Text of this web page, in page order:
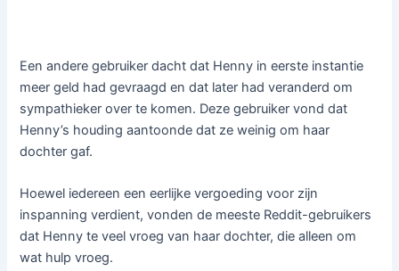
Een andere gebruiker dacht dat Henny in eerste instantie
meer geld had gevraagd en dat later had veranderd om
sympathieker over te komen. Deze gebruiker vond dat
Henny’s houding aantoonde dat ze weinig om haar
dochter gaf.
Hoewel iedereen een eerlijke vergoeding voor zijn
inspanning verdient, vonden de meeste Reddit-gebruikers
dat Henny te veel vroeg van haar dochter, die alleen om
wat hulp vroeg.